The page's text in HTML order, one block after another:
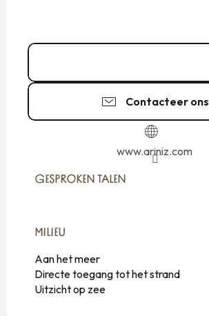
Contacteer ons
www.ariniz.com
GESPROKEN TALEN
GESPROKEN TALEN
MILIEU
MILIEU
Aan het meer
Directe toegang tot het strand
Uitzicht op zee